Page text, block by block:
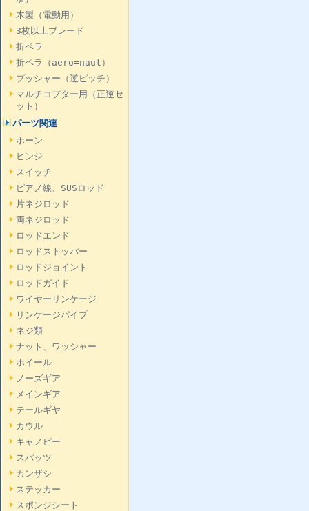
木製（電動用）
3枚以上ブレード
折ペラ
折ペラ（aero=naut）
プッシャー（逆ピッチ）
マルチコプター用（正逆セ
ット）
パーツ関連
ホーン
ヒンジ
スイッチ
ピアノ線、SUSロッド
片ネジロッド
両ネジロッド
ロッドエンド
ロッドストッパー
ロッドジョイント
ロッドガイド
ワイヤーリンケージ
リンケージパイプ
ネジ類
ナット、ワッシャー
ホイール
ノーズギア
メインギア
テールギヤ
カウル
キャノピー
スパッツ
カンザシ
ステッカー
スポンジシート